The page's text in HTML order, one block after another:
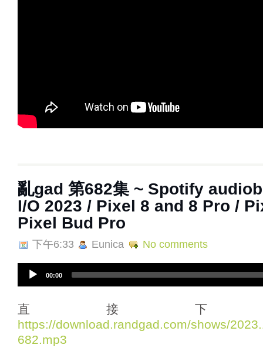
亂‌‌‌gad‌‌‌ ‌‌‌‌‌第‌‌‌682集 ~ Spotify
I/O 2023 / Pixel 8 and 8 Pro /
Pixel Bud Pro
下午6:33 Eunica No comments
i
o
P
l
00:00
直接
https://download.randgad.com/shows/
682.mp3